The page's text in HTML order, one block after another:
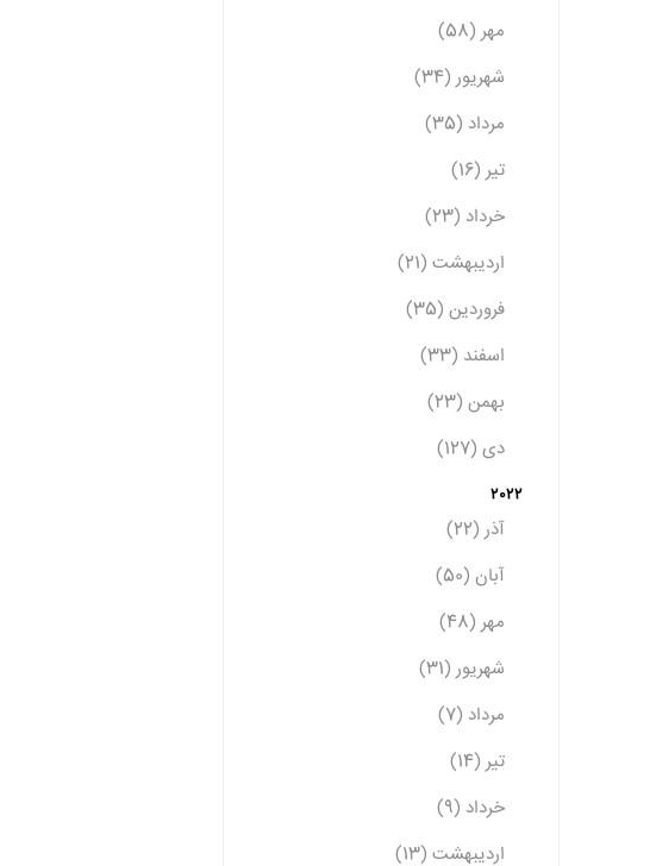
مهر (58)
شهریور (34)
مرداد (35)
تیر (16)
خرداد (23)
اردیبهشت (21)
فروردین (35)
اسفند (33)
بهمن (23)
دی (127)
2022
آذر (22)
آبان (50)
مهر (48)
شهریور (31)
مرداد (7)
تیر (14)
خرداد (9)
اردیبهشت (13)